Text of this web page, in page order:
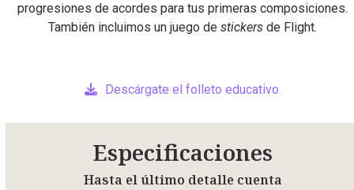
progresiones de acordes para tus primeras composiciones.
También incluimos un juego destickers de Flight.
Descárgate el folleto educativo.
Especificaciones
Hasta el último detalle cuenta